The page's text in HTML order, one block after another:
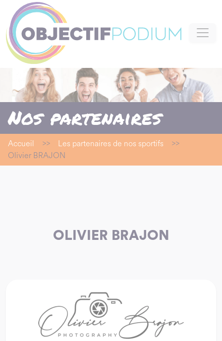
Nos partenaires
Accueil >> Les partenaires de nos sportifs
>>
Olivier BRAJON
OLIVIER BRAJON
Panneau de gestion des cookies